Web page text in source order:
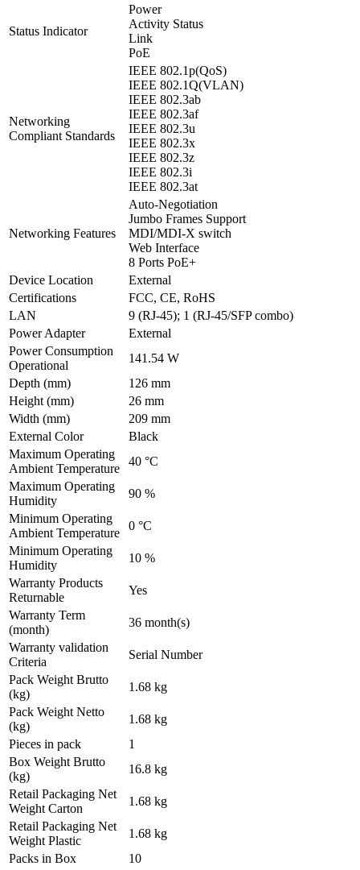
Status Indicator
Power
Activity Status
Link
PoE
Networking
Compliant Standards
IEEE 802.1p(QoS)
IEEE 802.1Q(VLAN)
IEEE 802.3ab
IEEE 802.3af
IEEE 802.3u
IEEE 802.3x
IEEE 802.3z
IEEE 802.3i
IEEE 802.3at
Networking Features
Auto-Negotiation
Jumbo Frames Support
MDI/MDI-X switch
Web Interface
8 Ports PoE+
Device Location
External
Certifications
FCC, CE, RoHS
LAN
9 (RJ-45); 1 (RJ-45/SFP combo)
Power Adapter
External
Power Consumption
Operational
141.54 W
Depth (mm)
126 mm
Height (mm)
26 mm
Width (mm)
209 mm
External Color
Black
Maximum Operating
Ambient Temperature
40 °C
Maximum Operating
Humidity
90 %
Minimum Operating
Ambient Temperature
0 °C
Minimum Operating
Humidity
10 %
Warranty Products
Returnable
Yes
Warranty Term
(month)
36 month(s)
Warranty validation
Criteria
Serial Number
Pack Weight Brutto
(kg)
1.68 kg
Pack Weight Netto
(kg)
1.68 kg
Pieces in pack
1
Box Weight Brutto
(kg)
16.8 kg
Retail Packaging Net
Weight Carton
1.68 kg
Retail Packaging Net
Weight Plastic
1.68 kg
Packs in Box
10